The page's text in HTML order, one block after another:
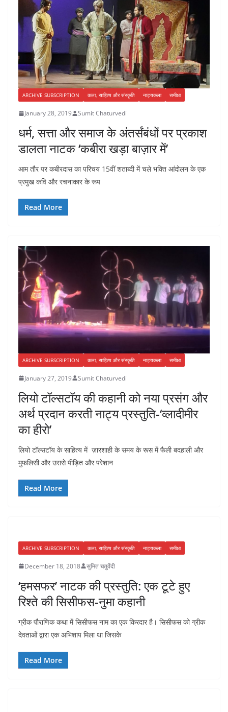
ARCHIVE SUBSCRIPTION कला, साहित्य और संस्कृति नाट्यकला समीक्षा
January 28, 2019 Sumit Chaturvedi
धर्म, सत्ता और समाज के अंतर्संबंधों पर प्रकाश
डालता नाटक ‘कबीरा खड़ा बाज़ार में’
आम तौर पर कबीरदास का परिचय 15वीं शताब्दी में चले भक्ति आंदोलन के एक
प्रमुख कवि और रचनाकार के रूप
Read More
ARCHIVE SUBSCRIPTION कला, साहित्य और संस्कृति नाट्यकला समीक्षा
January 27, 2019 Sumit Chaturvedi
लियो टॉल्सटॉय की कहानी को नया प्रसंग और
अर्थ प्रदान करती नाट्य प्रस्तुति-‘व्लादीमीर
का हीरो’
लियो टॉल्सटॉय के साहित्य में ज़ारशाही के समय के रूस में फैली बदहाली और
मुफलिसी और उससे पीड़ित और परेशान
Read More
ARCHIVE SUBSCRIPTION कला, साहित्य और संस्कृति नाट्यकला समीक्षा
December 18, 2018 सुमित चतुर्वेदी
‘हमसफर’ नाटक की प्रस्तुति: एक टूटे हुए
रिश्ते की सिसीफस-नुमा कहानी
ग्रीक पौराणिक कथा में सिसीफस नाम का एक किरदार है। सिसीफस को ग्रीक
देवताओं द्वारा एक अभिशाप मिला था जिसके
Read More